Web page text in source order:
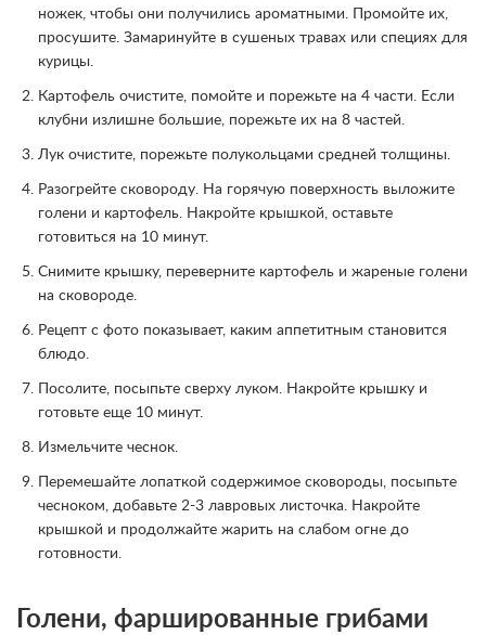
ножек, чтобы они получились ароматными. Промойте их,
просушите. Замаринуйте в сушеных травах или специях для
курицы.
Картофель очистите, помойте и порежьте на 4 части. Если
клубни излишне большие, порежьте их на 8 частей.
Лук очистите, порежьте полукольцами средней толщины.
Разогрейте сковороду. На горячую поверхность выложите
голени и картофель. Накройте крышкой, оставьте
готовиться на 10 минут.
Снимите крышку, переверните картофель и жареные голени
на сковороде.
Рецепт с фото показывает, каким аппетитным становится
блюдо.
Посолите, посыпьте сверху луком. Накройте крышку и
готовьте еще 10 минут.
Измельчите чеснок.
Перемешайте лопаткой содержимое сковороды, посыпьте
чесноком, добавьте 2-3 лавровых листочка. Накройте
крышкой и продолжайте жарить на слабом огне до
готовности.
Голени, фаршированные грибами